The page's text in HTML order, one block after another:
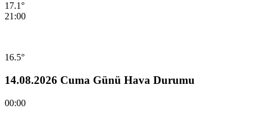
17.1°
21:00
16.5°
14.08.2026 Cuma Günü Hava Durumu
00:00